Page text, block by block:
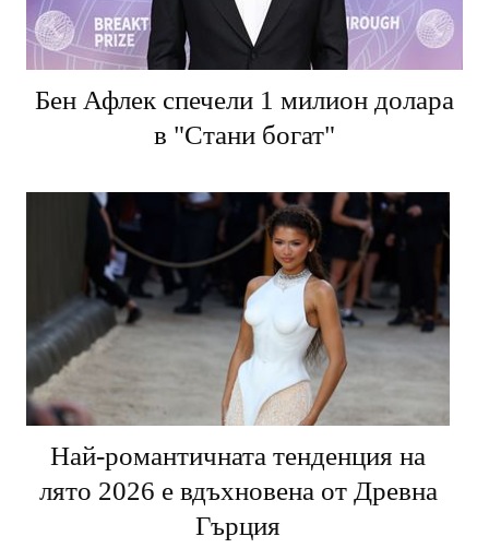
Бен Афлек спечели 1 милион долара
в "Стани богат"
Най-романтичната тенденция на
лято 2026 е вдъхновена от Древна
Гърция